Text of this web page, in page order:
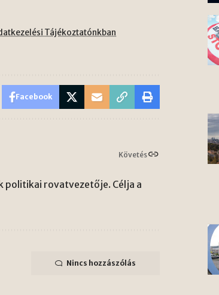
Tájékoztatónkban
Facebook
Követés
politikai rovatvezetője. Célja a
Nincs hozzászólás